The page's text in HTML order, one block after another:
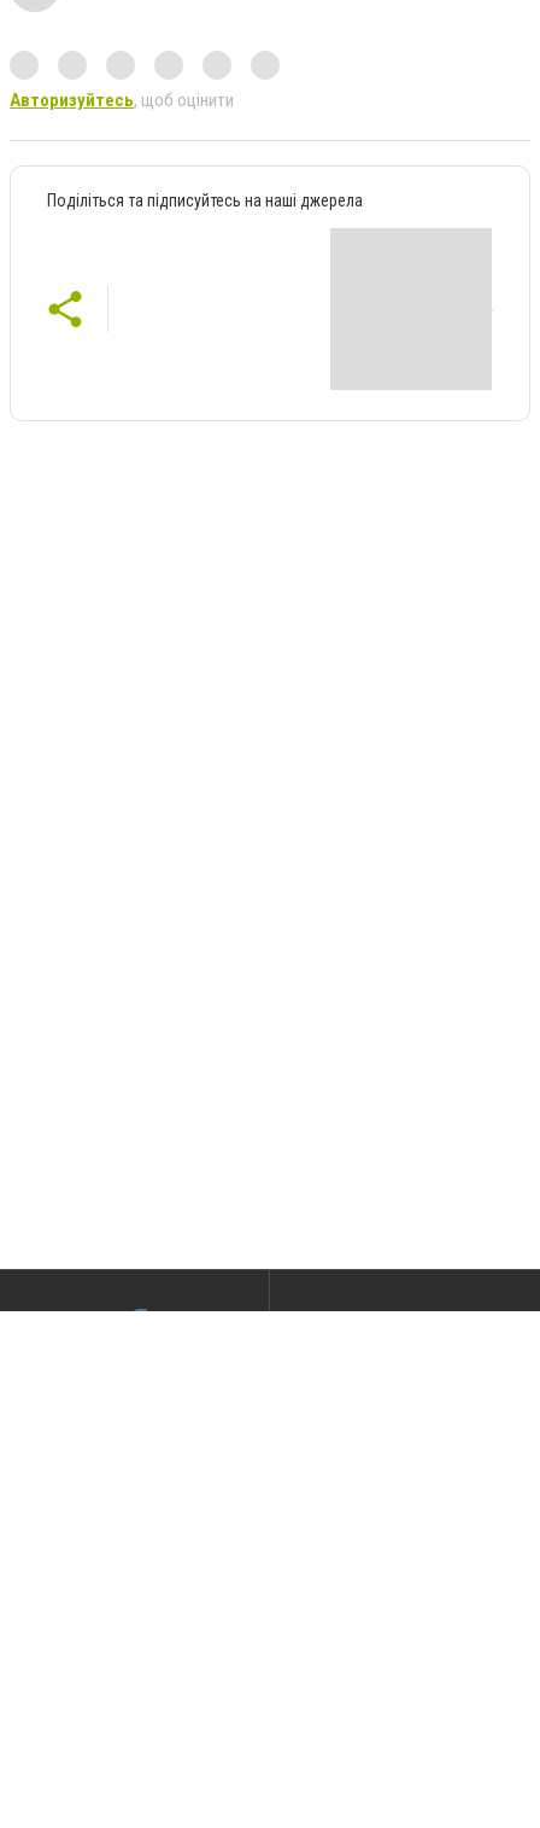
Авторизуйтесь, щоб оцінити
Поділіться та підписуйтесь на наші джерела